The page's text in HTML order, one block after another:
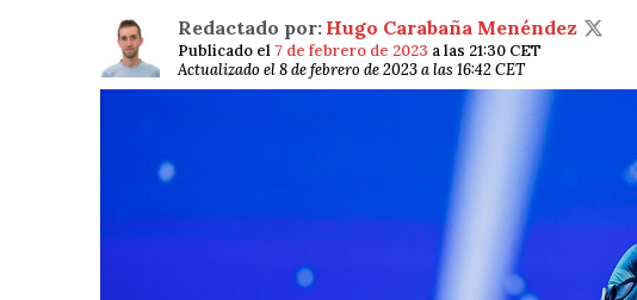
Redactado por: Hugo Carabaña Menéndez
Publicado el 7 de febrero de 2023 a las 21:30 CET
Actualizado el 8 de febrero de 2023 a las 16:42 CET